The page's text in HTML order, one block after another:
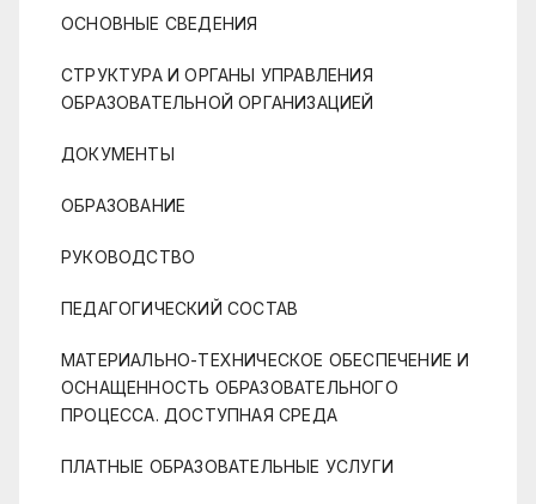
ОСНОВНЫЕ СВЕДЕНИЯ
СТРУКТУРА И ОРГАНЫ УПРАВЛЕНИЯ
ОБРАЗОВАТЕЛЬНОЙ ОРГАНИЗАЦИЕЙ
ДОКУМЕНТЫ
ОБРАЗОВАНИЕ
РУКОВОДСТВО
ПЕДАГОГИЧЕСКИЙ СОСТАВ
МАТЕРИАЛЬНО-ТЕХНИЧЕСКОЕ ОБЕСПЕЧЕНИЕ И
ОСНАЩЕННОСТЬ ОБРАЗОВАТЕЛЬНОГО
ПРОЦЕССА. ДОСТУПНАЯ СРЕДА
ПЛАТНЫЕ ОБРАЗОВАТЕЛЬНЫЕ УСЛУГИ